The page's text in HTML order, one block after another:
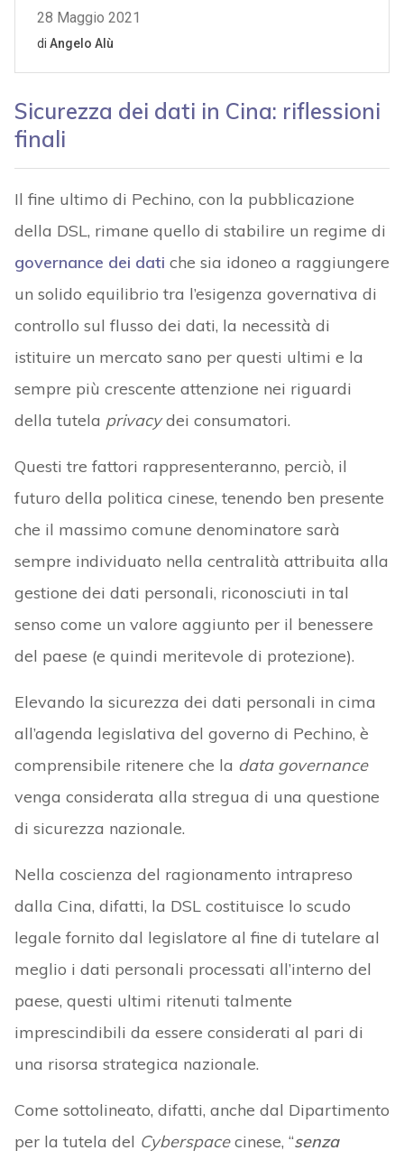
Sicurezza dei dati in Cina: riflessioni
finali
Il fine ultimo di Pechino, con la pubblicazione
della DSL, rimane quello di stabilire un regime di
governance dei dati che sia idoneo a raggiungere
un solido equilibrio tra l’esigenza governativa di
controllo sul flusso dei dati, la necessità di
istituire un mercato sano per questi ultimi e la
sempre più crescente attenzione nei riguardi
della tutela privacydei consumatori.
Questi tre fattori rappresenteranno, perciò, il
futuro della politica cinese, tenendo ben presente
che il massimo comune denominatore sarà
sempre individuato nella centralità attribuita alla
gestione dei dati personali, riconosciuti in tal
senso come un valore aggiunto per il benessere
del paese (e quindi meritevole di protezione).
Elevando la sicurezza dei dati personali in cima
all’agenda legislativa del governo di Pechino, è
comprensibile ritenere che la data governance
venga considerata alla stregua di una questione
di sicurezza nazionale.
Nella coscienza del ragionamento intrapreso
dalla Cina, difatti, la DSL costituisce lo scudo
legale fornito dal legislatore al fine di tutelare al
meglio i dati personali processati all’interno del
paese, questi ultimi ritenuti talmente
imprescindibili da essere considerati al pari di
una risorsa strategica nazionale.
Come sottolineato, difatti, anche dal Dipartimento
per la tutela del Cyberspacecinese, “senza